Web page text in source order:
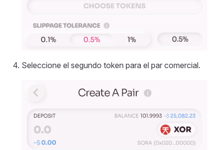
Seleccione el segundo token para el par comercial.